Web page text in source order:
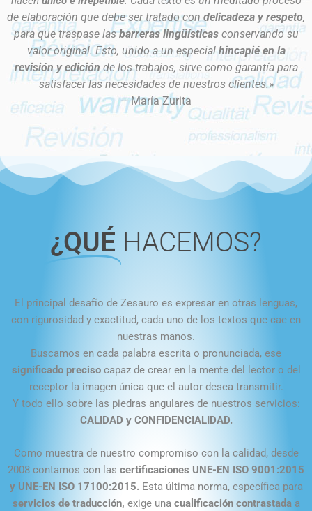
sentido preciso
Servicios
de nuestros clientes
Quiénes somos
entre tu empresa y el
mundo
Contactar
sentido preciso
Servicios
de nuestros clientes
Quiénes somos
entre tu empresa y el
mundo
Contactar
sentido preciso
Servicios
de nuestros clientes
Quiénes somos
entre tu empresa y el
mundo
Contactar
de elaboración que debe ser tratado condelicadeza y respeto,
para que traspase lasbarreras lingüísticasconservando su
valor original.Esto, unido a un especial hincapié en la
revisión y ediciónde los trabajos, sirve como garantía para
satisfacer las necesidades de nuestros clientes.»
– María Zurita
¿QUÉ HACEMOS?
El principal desafío de Zesauro es expresar en otras lenguas,
con rigurosidad y exactitud, cada uno de los textos que cae en
nuestras manos.
Buscamos en cada palabra escrita o pronunciada, ese
significado precisocapaz de crear en la mente del lector o del
receptor la imagen única que el autor desea transmitir.
Y todo ello sobre las piedras angulares de nuestros servicios:
CALIDAD y CONFIDENCIALIDAD.
Como muestra de nuestro compromiso con la calidad, desde
2008 contamos con las certificaciones UNE-EN ISO 9001:2015
y UNE-EN ISO 17100:2015. Esta última norma, específica para
servicios de traducción, exige una cualificación contrastadaa